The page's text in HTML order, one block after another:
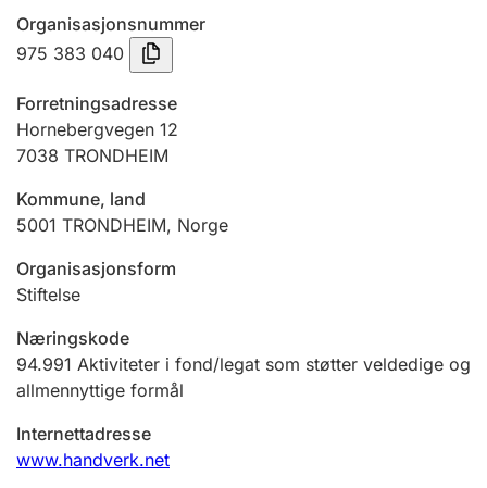
Tinglysing
Jeger
Betaling og jegeravgiftskort
Ektepaktveileder
Offentlig sektor
Andre tema
Organisasjonsnummer
975 383 040
Forretningsadresse
Hornebergvegen 12
7038 TRONDHEIM
Kommune, land
5001 TRONDHEIM, Norge
Organisasjonsform
Stiftelse
Næringskode
94.991 Aktiviteter i fond/legat som støtter veldedige og
allmennyttige formål
Internettadresse
www.handverk.net